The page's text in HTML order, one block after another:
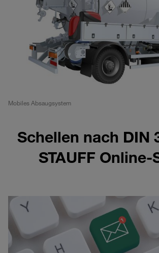
Mobiles Absaugsystem
Schellen nach DIN
STAUFF Online-